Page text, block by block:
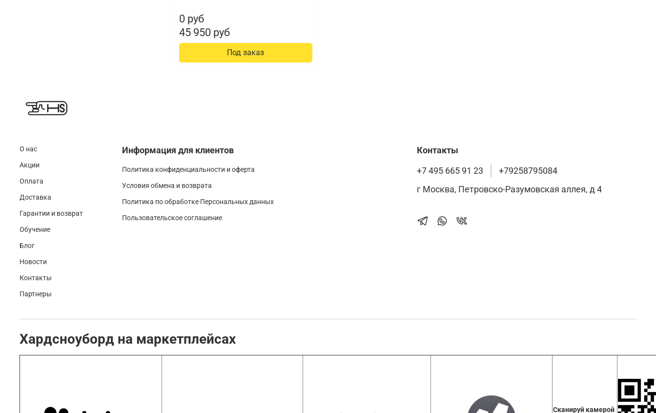
0 руб
45 950 руб
Под заказ
О нас
Акции
Оплата
Доставка
Гарантии и возврат
Обучение
Блог
Новости
Контакты
Партнеры
Информация для клиентов
Политика конфиденциальности и оферта
Условия обмена и возврата
Политика по обработке Персональных данных
Пользовательское соглашение
Контакты
+7 495 665 91 23
+79258795084
г Москва, Петровско-Разумовская аллея, д 4
Хардсноуборд на маркетплейсах
Сканируй камерой